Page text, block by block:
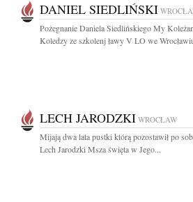
DANIEL SIEDLIŃSKI
Pożegnanie Daniela Siedlińskiego My
Koledzy ze szkolenj ławy V LO we
LECH JARODZKI WROCŁAW
Mijają dwa lata pustki którą pozostawił po
Lech Jarodzki Msza święta w Jego...